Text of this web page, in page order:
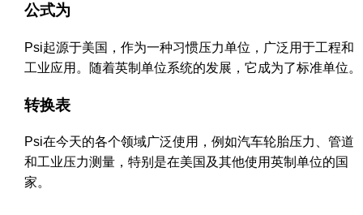
公式为
Psi起源于美国，作为一种习惯压力单位，广泛用于工程和
工业应用。随着英制单位系统的发展，它成为了标准单位。
转换表
Psi在今天的各个领域广泛使用，例如汽车轮胎压力、管道
和工业压力测量，特别是在美国及其他使用英制单位的国
家。